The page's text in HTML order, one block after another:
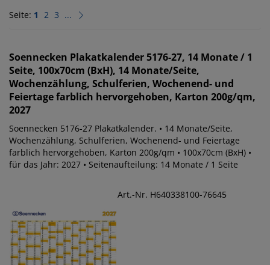
Seite: 1 2 3 ...
Soennecken Plakatkalender 5176-27, 14 Monate / 1
Seite, 100x70cm (BxH), 14 Monate/Seite,
Wochenzählung, Schulferien, Wochenend- und
Feiertage farblich hervorgehoben, Karton 200g/qm,
2027
Soennecken 5176-27 Plakatkalender. • 14 Monate/Seite,
Wochenzählung, Schulferien, Wochenend- und Feiertage
farblich hervorgehoben, Karton 200g/qm • 100x70cm (BxH) •
für das Jahr: 2027 • Seitenaufteilung: 14 Monate / 1 Seite
Art.-Nr. H640338100-76645